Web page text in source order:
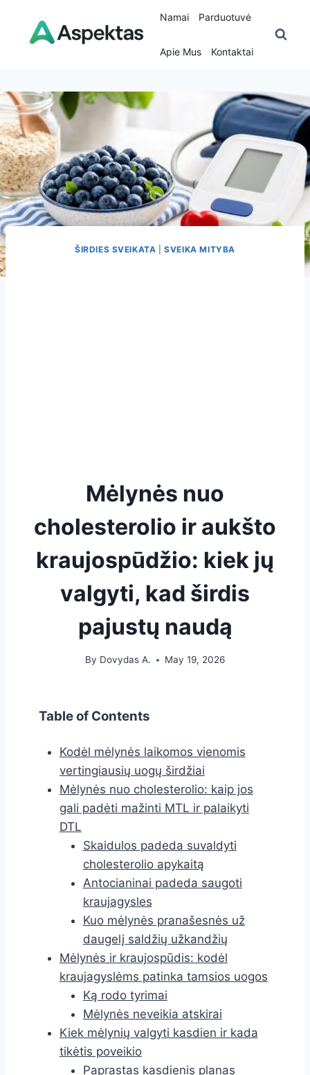
content
Namai Parduotuvė
Apie Mus Kontaktai
ŠIRDIES SVEIKATA |SVEIKA MITYBA
Mėlynės nuo
cholesterolio ir aukšto
kraujospūdžio: kiek jų
valgyti, kad širdis
pajustų naudą
By Dovydas A. May 19, 2026
Table of Contents
Kodėl mėlynės laikomos vienomis
vertingiausių uogų širdžiai
Mėlynės nuo cholesterolio: kaip jos
gali padėti mažinti MTL ir palaikyti
DTL
Skaidulos padeda suvaldyti
cholesterolio apykaitą
Antocianinai padeda saugoti
kraujagysles
Kuo mėlynės pranašesnės už
daugelį saldžių užkandžių
Mėlynės ir kraujospūdis: kodėl
kraujagyslėms patinka tamsios uogos
Ką rodo tyrimai
Mėlynės neveikia atskirai
Kiek mėlynių valgyti kasdien ir kada
tikėtis poveikio
Paprastas kasdienis planas